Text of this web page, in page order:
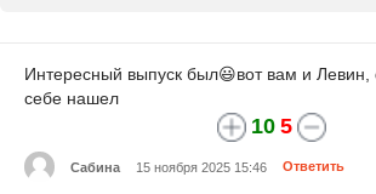
Интересный выпуск был😃вот вам и Левин,
себе нашел
10 5
Сабина 15 ноября 2025 15:46 Ответить